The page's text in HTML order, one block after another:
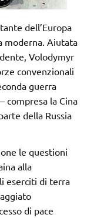
dell’Europa
moderna. Aiutata
Volodymyr
convenzionali
guerra
compresa la Cina
della Russia
le questioni
alla
eserciti di terra
di pace